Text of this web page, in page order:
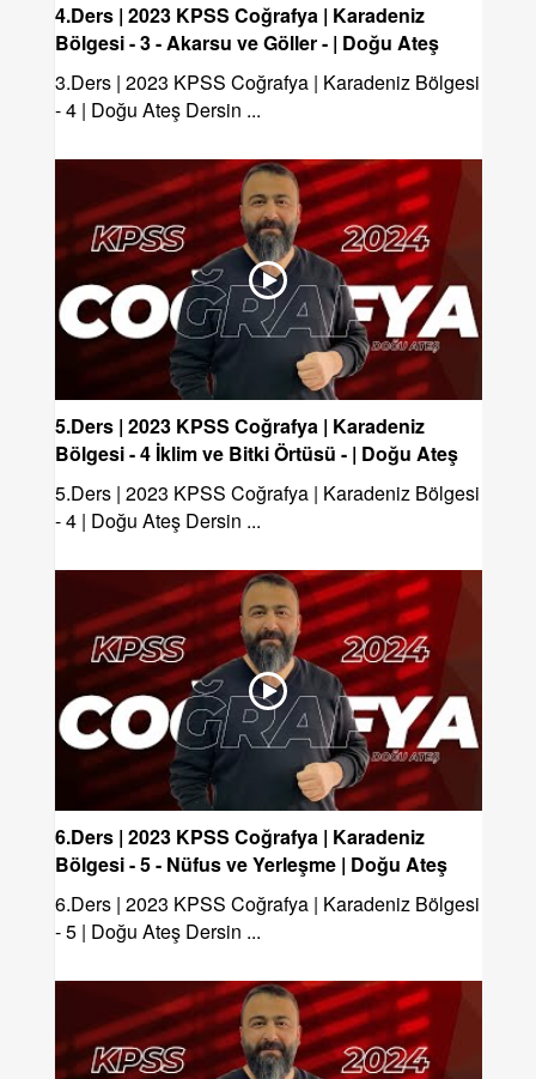
4.Ders | 2023 KPSS Coğrafya | Karadeniz
Bölgesi - 3 - Akarsu ve Göller - | Doğu Ateş
3.Ders | 2023 KPSS Coğrafya | Karadeniz Bölgesi
- 4 | Doğu Ateş Dersin ...
5.Ders | 2023 KPSS Coğrafya | Karadeniz
Bölgesi - 4 İklim ve Bitki Örtüsü - | Doğu Ateş
5.Ders | 2023 KPSS Coğrafya | Karadeniz Bölgesi
- 4 | Doğu Ateş Dersin ...
6.Ders | 2023 KPSS Coğrafya | Karadeniz
Bölgesi - 5 - Nüfus ve Yerleşme | Doğu Ateş
6.Ders | 2023 KPSS Coğrafya | Karadeniz Bölgesi
- 5 | Doğu Ateş Dersin ...